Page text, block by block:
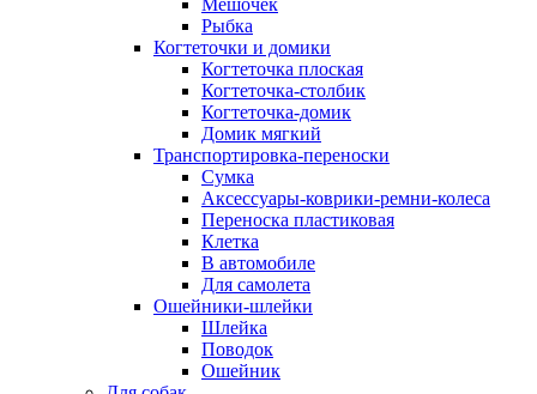
Рыбка
Когтеточки и домики
Когтеточка плоская
Когтеточка-столбик
Когтеточка-домик
Домик мягкий
Транспортировка-переноски
Сумка
Аксессуары-коврики-ремни-колеса
Переноска пластиковая
Клетка
В автомобиле
Для самолета
Ошейники-шлейки
Шлейка
Поводок
Ошейник